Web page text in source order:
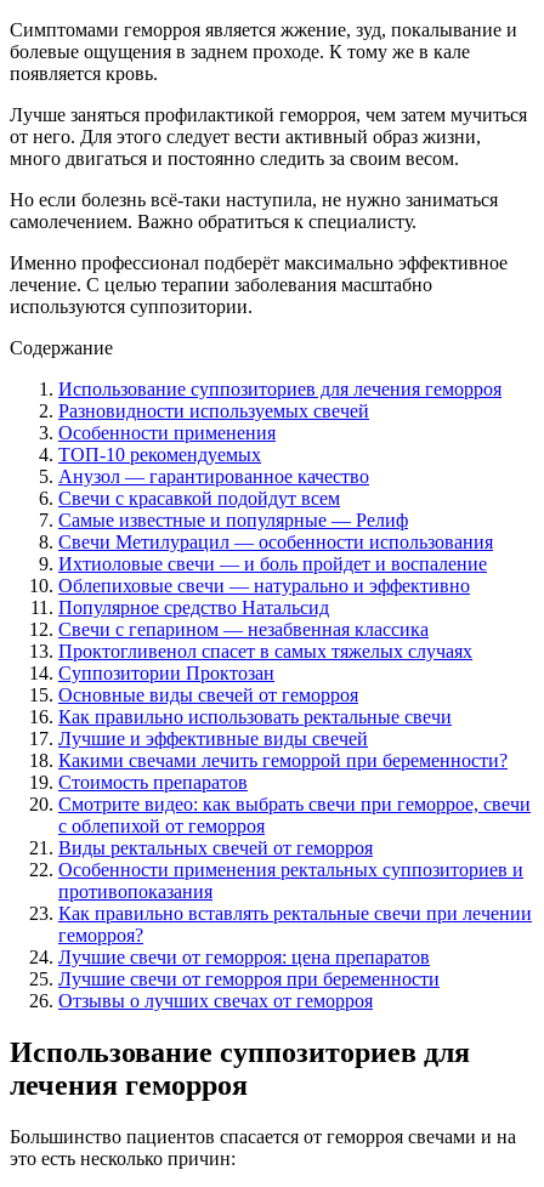
Симптомами геморроя является жжение, зуд, покалывание и
болевые ощущения в заднем проходе. К тому же в кале
появляется кровь.
Лучше заняться профилактикой геморроя, чем затем мучиться
от него. Для этого следует вести активный образ жизни,
много двигаться и постоянно следить за своим весом.
Но если болезнь всё-таки наступила, не нужно заниматься
самолечением. Важно обратиться к специалисту.
Именно профессионал подберёт максимально эффективное
лечение. С целью терапии заболевания масштабно
используются суппозитории.
Содержание
Использование суппозиториев для лечения геморроя
Разновидности используемых свечей
Особенности применения
ТОП-10 рекомендуемых
Анузол — гарантированное качество
Свечи с красавкой подойдут всем
Самые известные и популярные — Релиф
Свечи Метилурацил — особенности использования
Ихтиоловые свечи — и боль пройдет и воспаление
Облепиховые свечи — натурально и эффективно
Популярное средство Натальсид
Свечи с гепарином — незабвенная классика
Проктогливенол спасет в самых тяжелых случаях
Суппозитории Проктозан
Основные виды свечей от геморроя
Как правильно использовать ректальные свечи
Лучшие и эффективные виды свечей
Какими свечами лечить геморрой при беременности?
Стоимость препаратов
Смотрите видео: как выбрать свечи при геморрое, свечи
с облепихой от геморроя
Виды ректальных свечей от геморроя
Особенности применения ректальных суппозиториев и
противопоказания
Как правильно вставлять ректальные свечи при лечении
геморроя?
Лучшие свечи от геморроя: цена препаратов
Лучшие свечи от геморроя при беременности
Отзывы о лучших свечах от геморроя
Использование суппозиториев для
лечения геморроя
Большинство пациентов спасается от геморроя свечами и на
это есть несколько причин: